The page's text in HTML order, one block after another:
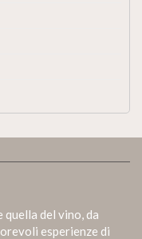
quella del vino, da
esperienze di